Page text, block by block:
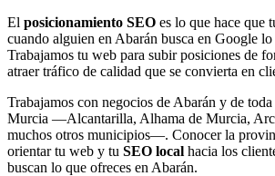
El posicionamiento SEO es lo que hace que
cuando alguien en Abarán busca en Google lo
Trabajamos tu web para subir posiciones de
atraer tráfico de calidad que se convierta en
Trabajamos con negocios de Abarán y de
Murcia —Alcantarilla, Alhama de Murcia,
muchos otros municipios—. Conocer la
orientar tu web y tu SEO local hacia los
buscan lo que ofreces en Abarán.